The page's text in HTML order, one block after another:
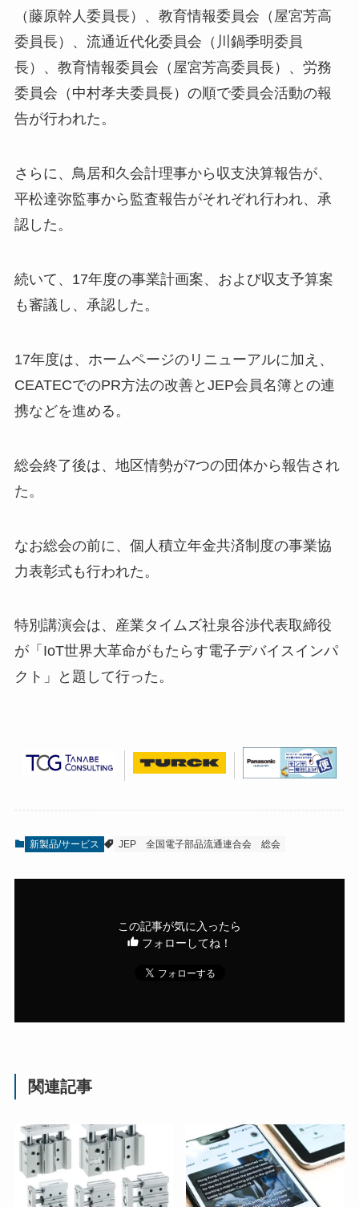
（藤原幹人委員長）、教育情報委員会（屋宮芳高
委員長）、流通近代化委員会（川鍋季明委員
長）、教育情報委員会（屋宮芳高委員長）、労務
委員会（中村孝夫委員長）の順で委員会活動の報
告が行われた。
さらに、鳥居和久会計理事から収支決算報告が、
平松達弥監事から監査報告がそれぞれ行われ、承
認した。
続いて、17年度の事業計画案、および収支予算案
も審議し、承認した。
17年度は、ホームページのリニューアルに加え、
CEATECでのPR方法の改善とJEP会員名簿との連
携などを進める。
総会終了後は、地区情勢が7つの団体から報告され
た。
なお総会の前に、個人積立年金共済制度の事業協
力表彰式も行われた。
特別講演会は、産業タイムズ社泉谷渉代表取締役
が「IoT世界大革命がもたらす電子デバイスインパ
クト」と題して行った。
新製品/サービス JEP 全国電子部品流通連合会 総会
この記事が気に入ったら
フォローしてね！
関連記事